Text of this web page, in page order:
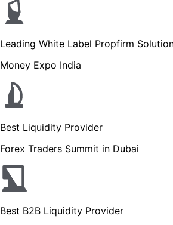
Leading White Label Propfirm
Money Expo India
Best Liquidity Provider
Forex Traders Summit in Dubai
Best B2B Liquidity Provider